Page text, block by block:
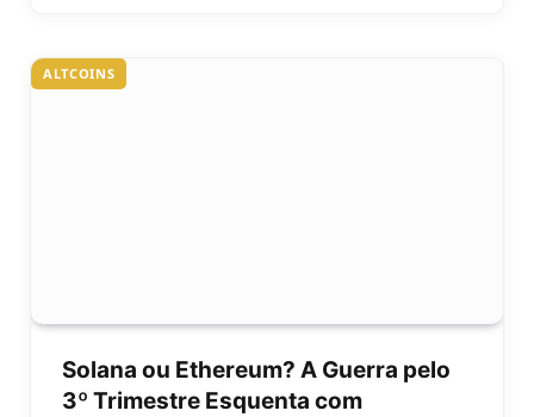
ALTCOINS
Solana ou Ethereum? A Guerra pelo
3º Trimestre Esquenta com